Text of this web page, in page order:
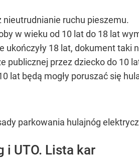
ruchu pieszemu.
w wieku od 10 lat do 18 lat
ukończyły 18 lat, dokument taki
publicznej przez dziecko do 10
lat będą mogły poruszać się
parkowania hulajnóg
i UTO. Lista kar